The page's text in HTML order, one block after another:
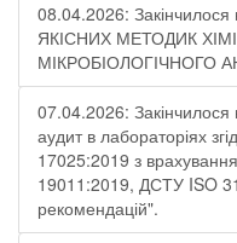
08.04.2026:
ЯКІСНИХ МЕТОДИК
МІКРОБІОЛОГІЧНОГО
07.04.2026: Закінчилося
аудит в лабораторіях
17025:2019 з
19011:2019, ДСТУ ISO
рекомендацій".